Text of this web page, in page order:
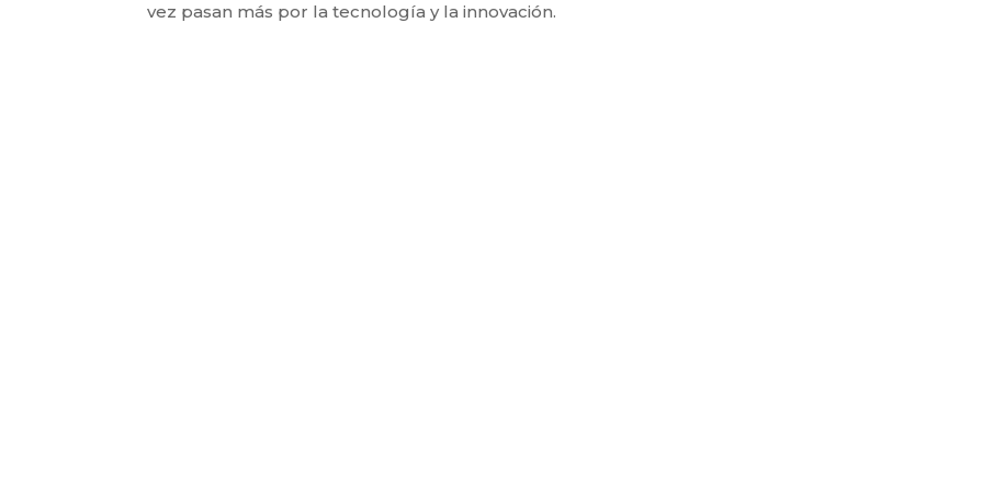
vez pasan más por la tecnología y la innovación.